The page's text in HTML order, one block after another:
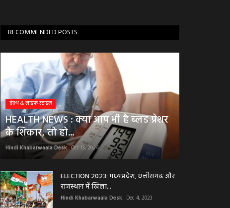
RECOMMENDED POSTS
हेल्थ & लाइफ स्टाइल
HEALTH NEWS : क्या आप भी है ब्लड प्रेशर
के शिकार, तो हो...
Hindi Khabarwaala Desk Oct 13, 2024
ELECTION 2023: मध्यप्रदेश, छत्तीसगढ़ और
राजस्थान में खिला...
Hindi Khabarwaala Desk Dec 4, 2023